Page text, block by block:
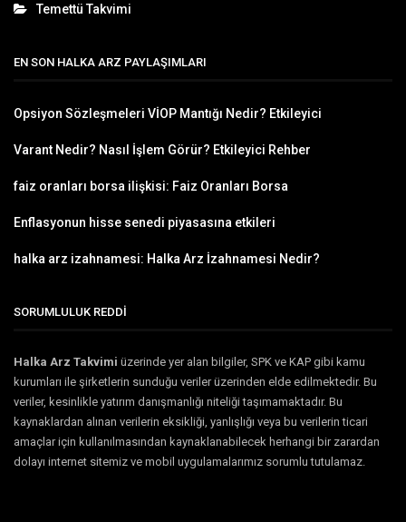
Temettü Takvimi
EN SON HALKA ARZ PAYLAŞIMLARI
Opsiyon Sözleşmeleri VİOP Mantığı Nedir? Etkileyici
Varant Nedir? Nasıl İşlem Görür? Etkileyici Rehber
faiz oranları borsa ilişkisi: Faiz Oranları Borsa
Enflasyonun hisse senedi piyasasına etkileri
halka arz izahnamesi: Halka Arz İzahnamesi Nedir?
SORUMLULUK REDDİ
Halka Arz Takvimi üzerinde yer alan bilgiler, SPK ve KAP gibi kamu
kurumları ile şirketlerin sunduğu veriler üzerinden elde edilmektedir. Bu
veriler, kesinlikle yatırım danışmanlığı niteliği taşımamaktadır. Bu
kaynaklardan alınan verilerin eksikliği, yanlışlığı veya bu verilerin ticari
amaçlar için kullanılmasından kaynaklanabilecek herhangi bir zarardan
dolayı internet sitemiz ve mobil uygulamalarımız sorumlu tutulamaz.